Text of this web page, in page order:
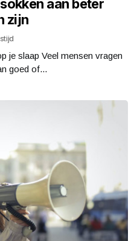
aan beter
zijn
je slaap Veel mensen vragen
goed of...